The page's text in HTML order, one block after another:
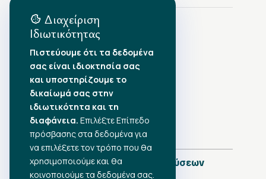
Αρχείο Δημοσιεύσεων
•Αύγουστος 2026
•Ιούλιος 2026
•Ιούνιος 2026
•Μάιος 2026
•Απρίλιος 2026
•Μάρτιος 2026
Πλήρες Ημερολόγιο Δημοσιεύσεων
Διαχείριση
Ιδιωτικότητας
Πιστεύουμε ότι τα δεδομένα
σας είναι ιδιοκτησία σας
και υποστηρίζουμε το
δικαίωμά σας στην
ιδιωτικότητα και τη
διαφάνεια. Επιλέξτε Επίπεδο
πρόσβασης στα δεδομένα για
να επιλέξετε τον τρόπο που θα
χρησιμοποιούμε και θα
κοινοποιούμε τα δεδομένα σας.